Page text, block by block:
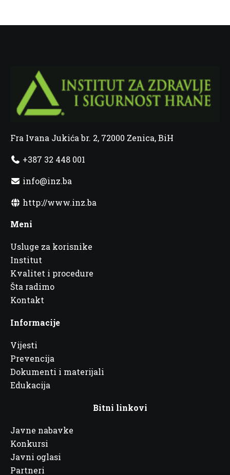
Fra Ivana Jukića br. 2, 72000 Zenica, BiH
+387 32 448 001
info@inz.ba
http://www.inz.ba
Meni
Usluge za korisnike
Institut
Kvalitet i procedure
Šta radimo
Kontakt
Informacije
Vijesti
Prevencija
Dokumenti i materijali
Edukacija
Bitni linkovi
Javne nabavke
Konkursi
Javni oglasi
Partneri